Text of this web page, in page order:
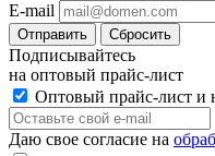
E-mail
Отправить Сбросить
Подписывайтесь
на оптовый прайс-лист
Оптовый прайс-лист и
Даю свое согласие на